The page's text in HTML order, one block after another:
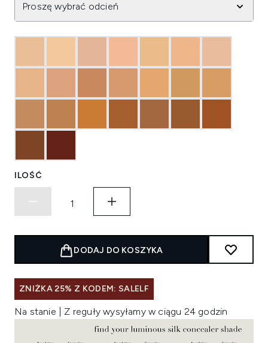
Proszę wybrać odcień
ILOŚĆ
DODAJ DO KOSZYKA
ZNIŻKA 25% Z KODEM: SALELF
Na stanie | Z reguły wysyłamy w ciągu 24 godzin